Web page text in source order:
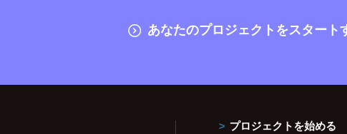
あなたのプロジェクトをスタート
プロジェクトを始める